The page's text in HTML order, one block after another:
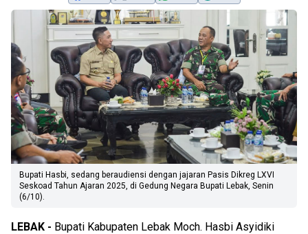
Bupati Hasbi, sedang beraudiensi dengan jajaran Pasis Dikreg LXVI
Seskoad Tahun Ajaran 2025, di Gedung Negara Bupati Lebak, Senin
(6/10).
LEBAK - Bupati Kabupaten Lebak Moch. Hasbi Asyidiki